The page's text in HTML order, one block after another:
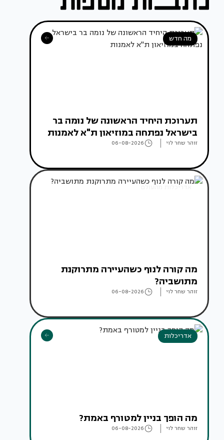
מה חדש
תערוכת היחיד הראשונה של נומה בר
בישראל נפתחה במוזיאון ת"א לאמנות
זוהר שחר לוי 06-08-2026
אדריכלות מהעולם
מה קורה לנוף כשהעיירה מתרוקנת
מתושביה?
זוהר שחר לוי 06-08-2026
אדריכלות
מה הופך בניין למטורף באמת?
זוהר שחר לוי 06-08-2026